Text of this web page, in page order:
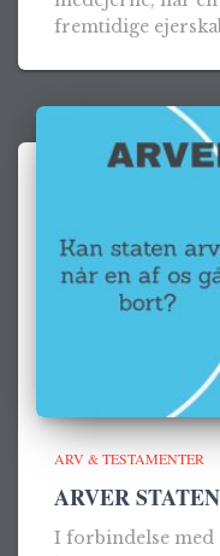
fremtidige
ARV & TESTAMENTER
ARVER
I forbindelse med